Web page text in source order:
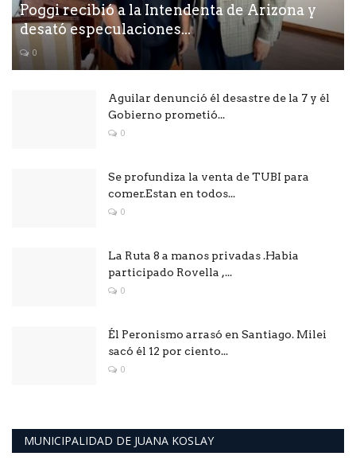
Poggi recibió a la Intendenta de Arizona y
desató especulaciones...
0
Aguilar denunció él desastre de la 7 y él
Gobierno prometió...
0
Se profundiza la venta de TUBI para
comer.Estan en todos...
0
La Ruta 8 a manos privadas .Habia
participado Rovella ,...
0
Él Peronismo arrasó en Santiago. Milei
sacó él 12 por ciento...
0
MUNICIPALIDAD DE JUANA KOSLAY